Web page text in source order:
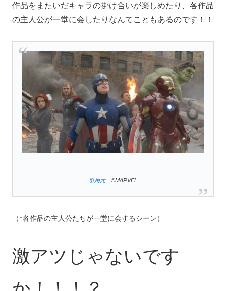
作品をまたいだキャラの掛け合いが楽しめたり、各作品
の主人公が一堂に会したりなんてこともあるのです！！
引用元©MARVEL
（↑各作品の主人公たちが一堂に会するシーン）
激アツじゃないです